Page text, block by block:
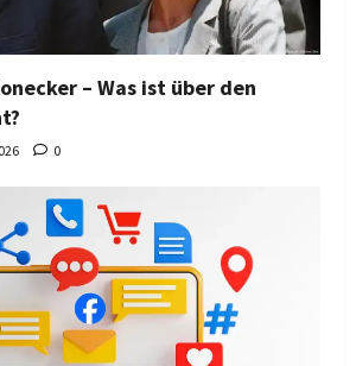
– Was ist über den
0